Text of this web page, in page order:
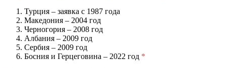
Турция – заявка с 1987 года
Македония – 2004 год
Черногория – 2008 год
Албания – 2009 год
Сербия – 2009 год
Босния и Герцеговина – 2022 год *